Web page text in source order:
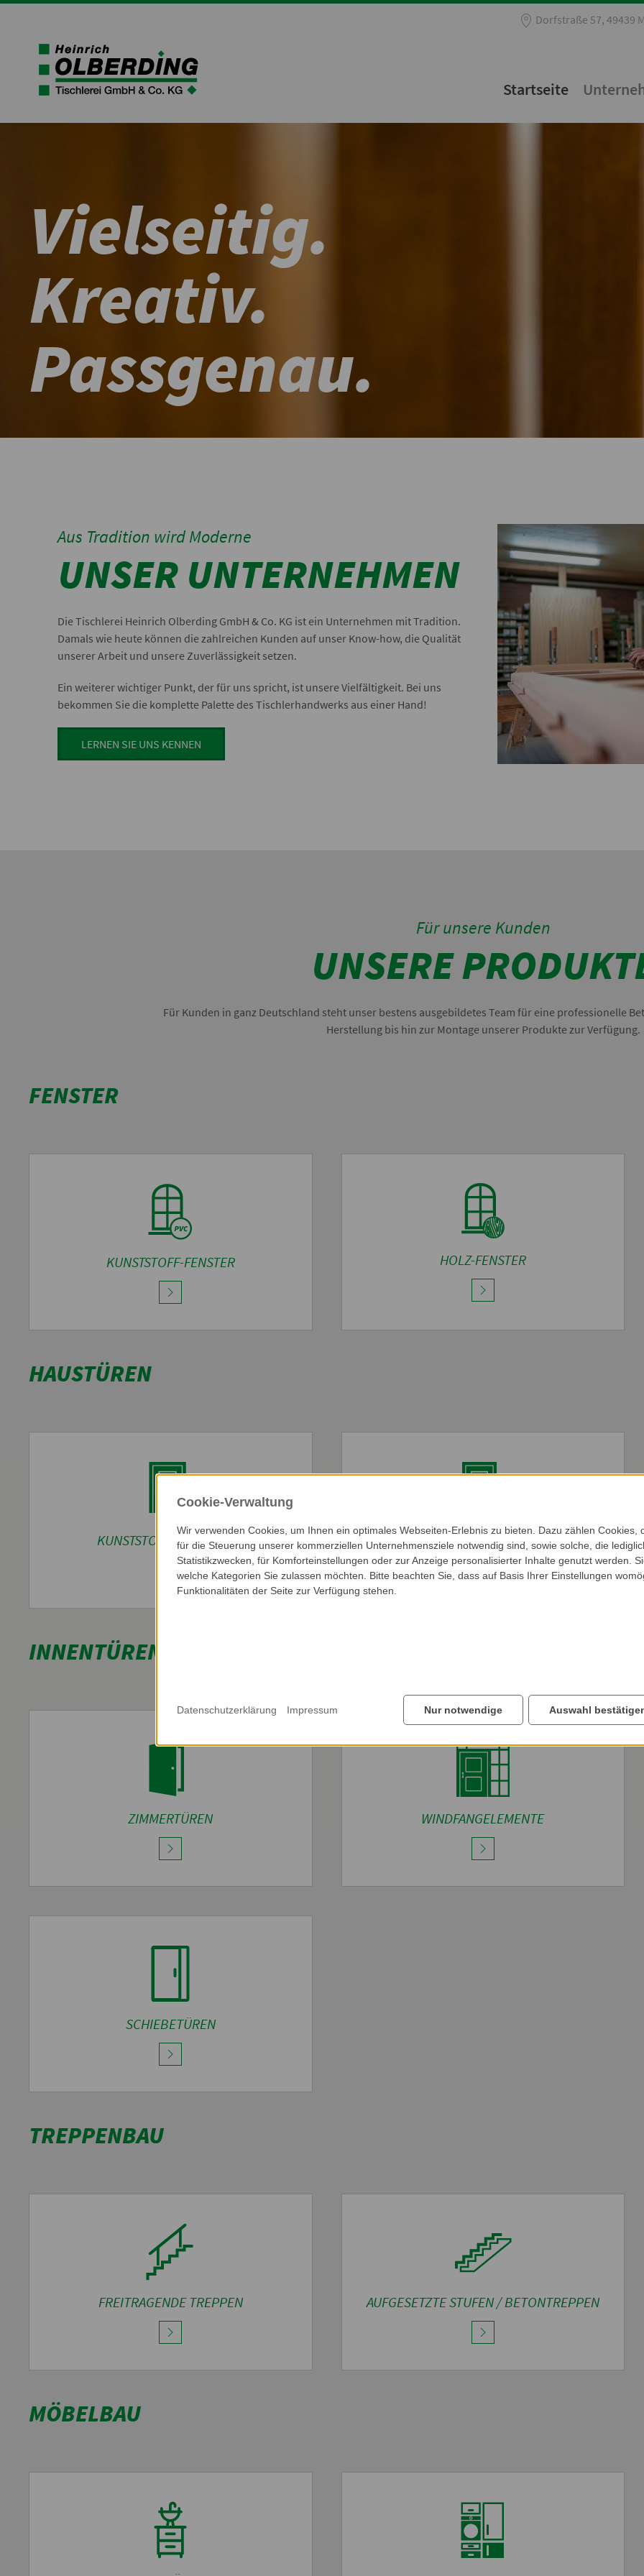
Dorfstraße 57, 49439
Startseite
Vielseitig.
Kreativ.
Passgenau.
Aus Tradition wird Moderne
UNSER UNTERNEHMEN
Die Tischlerei Heinrich Olberding GmbH & Co. KG ist ein Unternehmen mit Tradition.
Damals wie heute können die zahlreichen Kunden auf unser Know-how, die Qualität
unserer Arbeit und unsere Zuverlässigkeit setzen.
Ein weiterer wichtiger Punkt, der für uns spricht, ist unsere Vielfältigkeit. Bei uns
bekommen Sie die komplette Palette des Tischlerhandwerks aus einer Hand!
LERNEN SIE UNS KENNEN
Für unsere Kunden
UNSERE
Für Kunden in ganz Deutschland steht unser bestens ausgebildetes Team für eine professionelle
Herstellung bis hin zur Montage unserer Produkte zur Verfügung.
FENSTER
KUNSTSTOFF-FENSTER HOLZ-FENSTER
HAUSTÜREN
KUNSTSTOFF-HAUSTÜREN HOLZ-HAUSTÜREN
INNENTÜREN
ZIMMERTÜREN WINDFANGELEMENTE
SCHIEBETÜREN
TREPPENBAU
FREITRAGENDE TREPPEN AUFGESETZTE STUFEN / BETONTREPPEN
MÖBELBAU
Cookie-Verwaltung
Wir verwenden Cookies, um Ihnen ein optimales Webseiten-Erlebnis zu bieten. Dazu zählen Cookies,
für die Steuerung unserer kommerziellen Unternehmensziele notwendig sind, sowie solche, die
Statistikzwecken, für Komforteinstellungen oder zur Anzeige personalisierter Inhalte genutzt werden.
welche Kategorien Sie zulassen möchten. Bitte beachten Sie, dass auf Basis Ihrer Einstellungen
Funktionalitäten der Seite zur Verfügung stehen.
Nur notwendige Auswahl
Datenschutzerklärung Impressum